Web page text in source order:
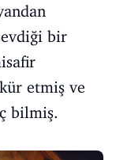
bir
etmiş ve
bilmiş.